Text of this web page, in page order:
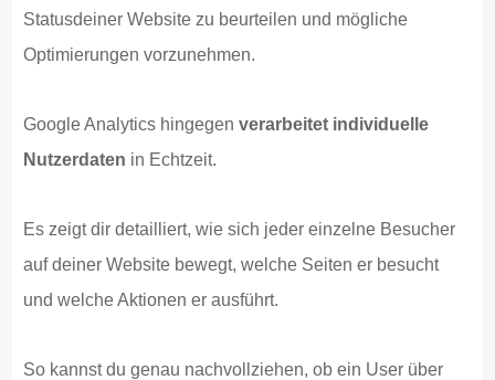
Statusdeiner Website zu beurteilen und mögliche
Optimierungen vorzunehmen.
Google Analytics hingegenverarbeitet individuelle
Nutzerdaten in Echtzeit.
Es zeigt dir detailliert, wie sich jeder einzelne Besucher
auf deiner Website bewegt, welche Seiten er besucht
und welche Aktionen er ausführt.
So kannst du genau nachvollziehen, ob ein User über